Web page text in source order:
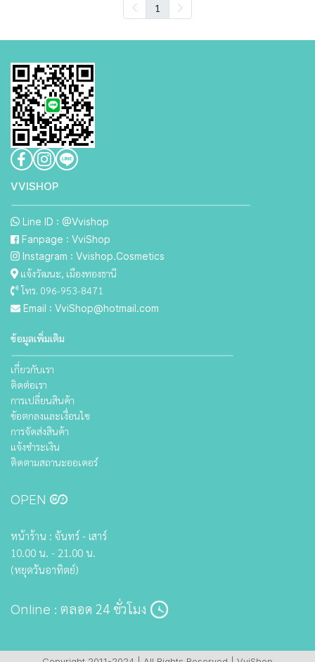
1
VVISHO P
Line ID : @Vvishop
Fanpage : VviShop
Instagram : Vvishop.Cosmetics
แจ้งวัฒนะ, เมืองทองธานี
โทร. 096-953-8471
Email : VviShop@hotmail.com
ข้อมูลเพิ่มเติม
เกี่ยวกับเรา
ติดต่อเรา
การเปลี่ยนสินค้า
ข้อตกลงและเงื่อนไข
การจัดส่งสินค้า
แจ้งชำระเงิน
ติดตามสถานะออเดอร์
OPEN
หน้าร้าน : จันทร์ - เสาร์
10.00 น. - 21.00 น.
(หยุดวันอาทิตย์)
Online : ตลอด 24 ชั่วโมง